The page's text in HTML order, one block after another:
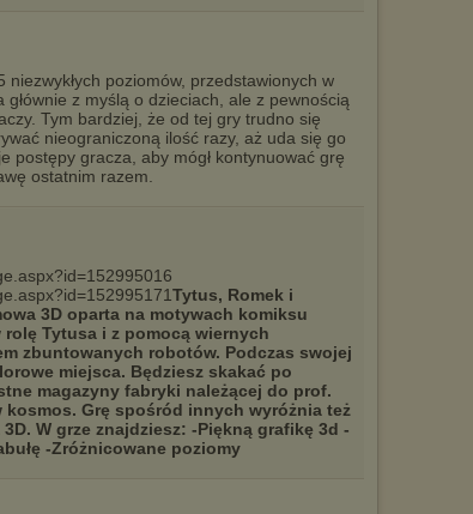
plików cookiesprzez
reklam do Twoich potrzeb, analiza skuteczności działań
sprzeciwu spowoduje, że wyświetlana Ci reklama nie
dopasowana do Twoich preferencji, a będzie to reklama
przypadkowo.
informację na ten temat znajdziesz pod adresem
chomikuj.pl/PolitykaPrywatnosci.aspx
poziomów, przedstawionych w
z myślą o dzieciach, ale z pewnością
Tym bardziej, że od tej gry trudno się
nieograniczoną ilość razy, aż uda się go
postępy gracza, aby mógł kontynuować grę
ostatnim razem.
Tytus, Romek i
3D oparta na motywach komiksu
Tytusa i z pomocą wiernych
zbuntowanych robotów. Podczas swojej
miejsca. Będziesz skakać po
magazyny fabryki należącej do prof.
Grę spośród innych wyróżnia też
W grze znajdziesz: -Piękną grafikę 3d -
-Zróżnicowane poziomy